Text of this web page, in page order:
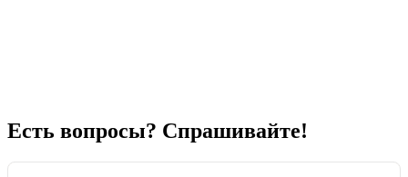
Есть вопросы? Спрашивайте!